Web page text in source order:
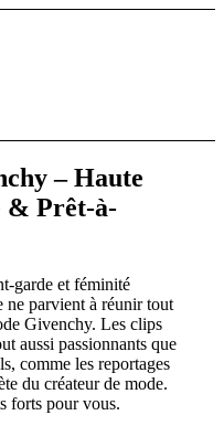
– Haute
& Prêt-à-
garde et féminité
ne parvient à réunir tout
Givenchy. Les clips
aussi passionnants que
comme les reportages
du créateur de mode.
forts pour vous.